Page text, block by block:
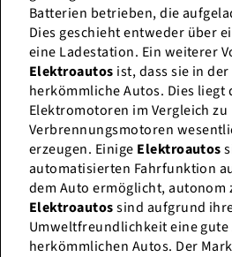
Batterien betrieben, die
Dies geschieht entweder über
eine Ladestation. Ein weiterer
Elektroautos ist, dass sie in
herkömmliche Autos. Dies liegt
Elektromotoren im Vergleich zu
Verbrennungsmotoren
erzeugen. Einige Elektroautos
automatisierten Fahrfunktion
dem Auto ermöglicht, autonom
Elektroautossind aufgrund
Umweltfreundlichkeit eine gute
herkömmlichen Autos. Der